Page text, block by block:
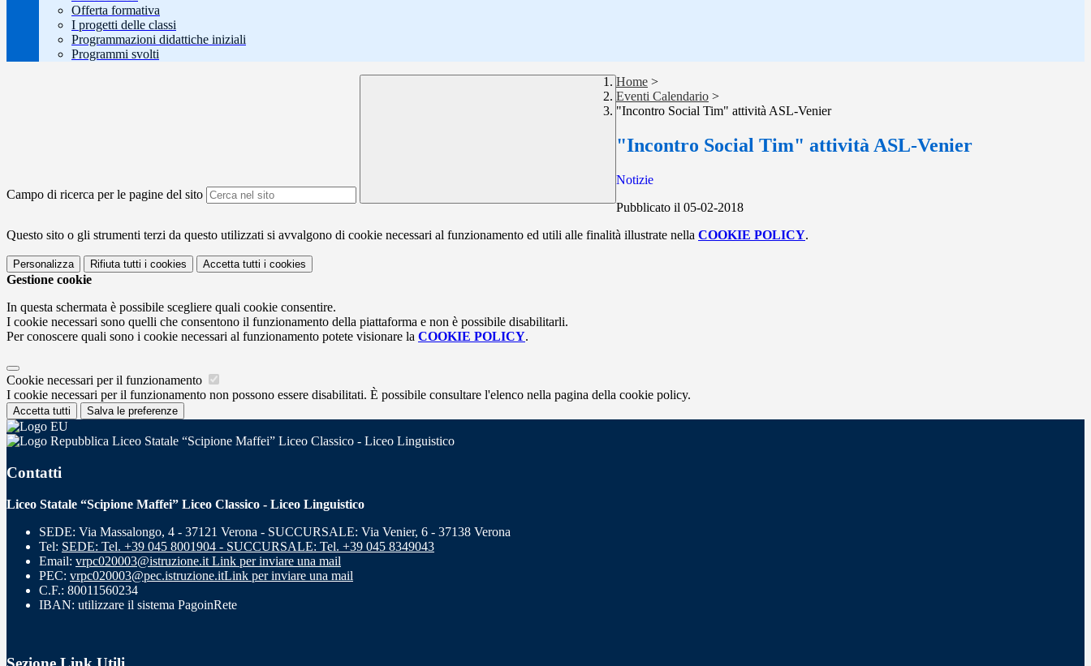
Offerta formativa
I progetti delle classi
Programmazioni didattiche iniziali
Programmi svolti
Campo di ricerca per le pagine del sito
Home >
Eventi Calendario >
"Incontro Social Tim" attività ASL-Venier
"Incontro Social Tim" attività ASL-Venier
Notizie
Pubblicato il 05-02-2018
Questo sito o gli strumenti terzi da questo utilizzati si avvalgono di cookie necessari al funzionamento ed utili alle finalità illustrate nella COOKIE POLICY.
Personalizza Rifiuta tutti i cookies Accetta tutti i cookies
Gestione cookie
In questa schermata è possibile scegliere quali cookie consentire.
I cookie necessari sono quelli che consentono il funzionamento della piattaforma e non è possibile disabilitarli.
Per conoscere quali sono i cookie necessari al funzionamento potete visionare la COOKIE POLICY.
Cookie necessari per il funzionamento
I cookie necessari per il funzionamento non possono essere disabilitati. È possibile consultare l'elenco nella pagina della cookie policy.
Accetta tutti Salva le preferenze
Liceo Statale “Scipione Maffei” Liceo Classico - Liceo Linguistico
Contatti
Liceo Statale “Scipione Maffei” Liceo Classico - Liceo Linguistico
SEDE: Via Massalongo, 4 - 37121 Verona - SUCCURSALE: Via Venier, 6 - 37138 Verona
Tel: SEDE: Tel. +39 045 8001904 - SUCCURSALE: Tel. +39 045 8349043
Email: vrpc020003@istruzione.it Link per inviare una mail
PEC: vrpc020003@pec.istruzione.itLink per inviare una mail
C.F.: 80011560234
IBAN: utilizzare il sistema PagoinRete